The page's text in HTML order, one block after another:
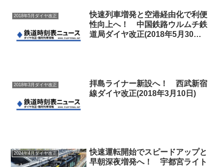
2018年5月ダイヤ改正
快速列車増発と空港経由化で利便
性向上へ！ 中国鉄路ウルムチ鉄
道局ダイヤ改正(2018年5月30
2018年3月ダイヤ改正
拝島ライナー新設へ！ 西武新宿
線ダイヤ改正(2018年3月10日)
2024年4月ダイヤ改正
快速運転開始でスピードアップと
早朝深夜増発へ！ 宇都宮ライト